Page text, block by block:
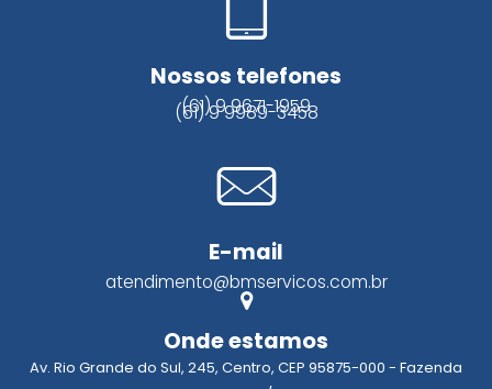
Nossos telefones
(61) 9 9671-1959
(61) 9 9989-3458
E-mail
atendimento@bmservicos.com.br
Onde estamos
Av. Rio Grande do Sul, 245, Centro, CEP 95875-000 - Fazenda